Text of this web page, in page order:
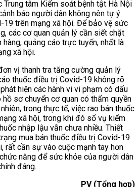
tâm Kiểm soát bệnh tật Hà Nội
báo người dân không nên tự ý
19 trên mạng xã hội. Để bảo vệ sức
các cơ quan quản lý cần siết chặt
quảng cáo trực tuyến, nhất là
xã hội.
vị thanh tra tăng cường quản lý
thuốc điều trị Covid-19 không rõ
hiện các hành vi vi phạm có dấu
sơ chuyển cơ quan có thẩm quyền
trong thực tế, việc rao bán thuốc
xã hội, trong khi đó số vụ kiểm
nhập lậu vẫn chưa nhiều. Thiết
mua bán thuốc điều trị Covid-19
rất cần sự vào cuộc mạnh tay hơn
năng để sức khỏe của người dân
đáng.
PV (Tổng hợp)